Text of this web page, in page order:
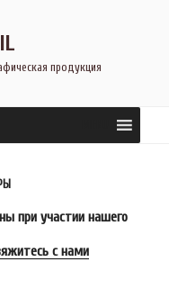
продукция
при участии нашего
с нами